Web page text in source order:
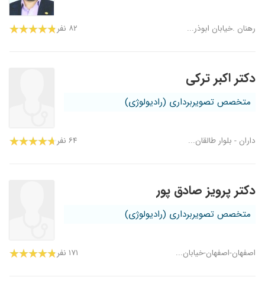
رهنان .خیابان ابوذر... ۸۲ نفر
دکتر اکبر ترکی
متخصص تصویربرداری (رادیولوژی)
داران - بلوار طالقان... ۶۴ نفر
دکتر پرویز صادق پور
متخصص تصویربرداری (رادیولوژی)
اصفهان-اصفهان-خیابان... ۱۷۱ نفر